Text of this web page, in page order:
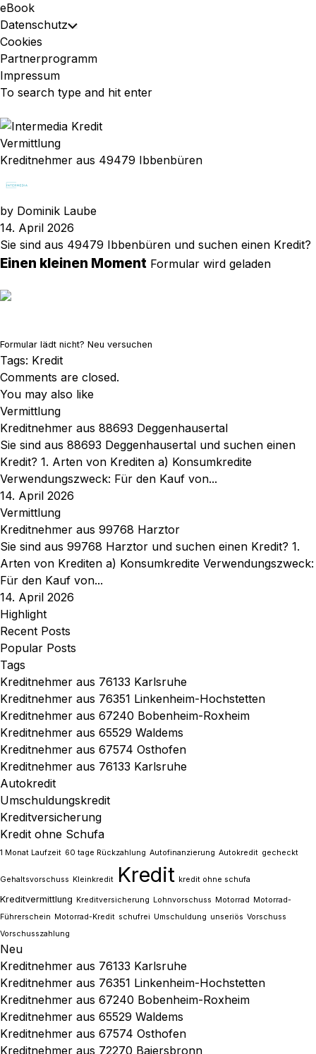
eBook
Datenschutz Toggle
Menu
Cookies
Partnerprogramm
Impressum
Vermittlung
Kreditnehmer aus 49479 Ibbenbüren
by Dominik Laube
14. April 2026
Sie sind aus 49479 Ibbenbüren und suchen einen Kredit?
Einen kleinen Moment Formular wird geladen
Formular lädt nicht? Neu versuchen
Tags: Kredit
Comments are closed.
You may also like
Vermittlung
Kreditnehmer aus 88693 Deggenhausertal
Sie sind aus 88693 Deggenhausertal und suchen einen
Kredit? 1. Arten von Krediten a) Konsumkredite
Verwendungszweck: Für den Kauf von...
14. April 2026
Vermittlung
Kreditnehmer aus 99768 Harztor
Sie sind aus 99768 Harztor und suchen einen Kredit? 1.
Arten von Krediten a) Konsumkredite Verwendungszweck:
Für den Kauf von...
14. April 2026
Highlight
Recent Posts
Popular Posts
Tags
Kreditnehmer aus 76133 Karlsruhe
Kreditnehmer aus 76351 Linkenheim-Hochstetten
Kreditnehmer aus 67240 Bobenheim-Roxheim
Kreditnehmer aus 65529 Waldems
Kreditnehmer aus 67574 Osthofen
Kreditnehmer aus 76133 Karlsruhe
Autokredit
Umschuldungskredit
Kreditversicherung
Kredit ohne Schufa
1 Monat Laufzeit 60 tage Rückzahlung Autofinanzierung Autokredit gecheckt
Gehaltsvorschuss Kleinkredit Kredit kredit ohne schufa
Kreditvermittlung Kreditversicherung Lohnvorschuss Motorrad Motorrad-
Führerschein Motorrad-Kredit schufrei Umschuldung unseriös Vorschuss
Vorschusszahlung
Neu
Kreditnehmer aus 76133 Karlsruhe
Kreditnehmer aus 76351 Linkenheim-Hochstetten
Kreditnehmer aus 67240 Bobenheim-Roxheim
Kreditnehmer aus 65529 Waldems
Kreditnehmer aus 67574 Osthofen
Kreditnehmer aus 72270 Baiersbronn